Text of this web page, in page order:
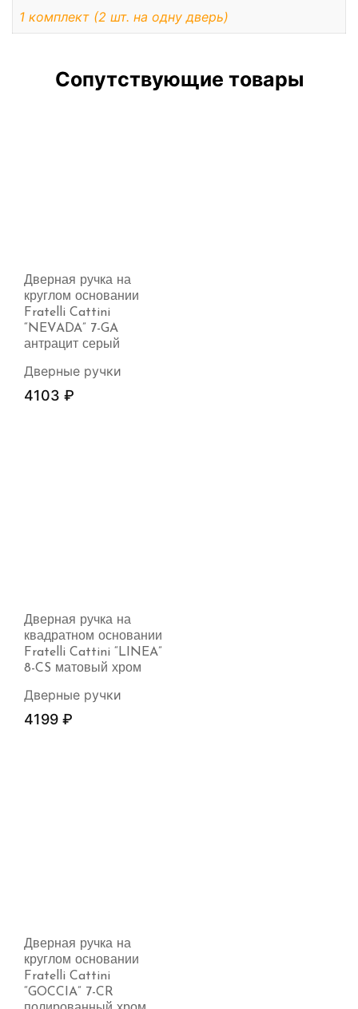
1 комплект (2 шт. на одну дверь)
Сопутствующие товары
Дверная ручка на
круглом основании
Fratelli Cattini
“NEVADA” 7-GA
антрацит серый
Дверные ручки
4103 ₽
Дверная ручка на
квадратном основании
Fratelli Cattini “LINEA”
8-CS матовый хром
Дверные ручки
4199 ₽
Дверная ручка на
круглом основании
Fratelli Cattini
“GOCCIA” 7-CR